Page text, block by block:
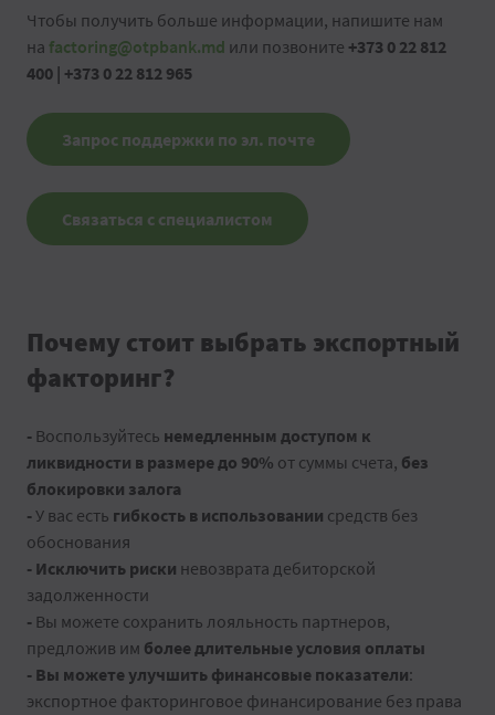
Чтобы получить больше информации, напишите нам
на factoring@otpbank.md или позвоните +373 0 22 812
400 | +373 0 22 812 965
Запрос поддержки по эл. почте
Связаться с специалистом
Почему стоит выбрать экспортный
факторинг?
- Воспользуйтесь немедленным доступом к
ликвидности в размере до 90% от суммы счета, без
блокировки залога
-У вас есть гибкость в использовании средств без
обоснования
- Исключить риски невозврата дебиторской
задолженности
- Вы можете сохранить лояльность партнеров,
предложив им более длительные условия оплаты
- Вы можете улучшить финансовые показатели:
экспортное факторинговое финансирование без права